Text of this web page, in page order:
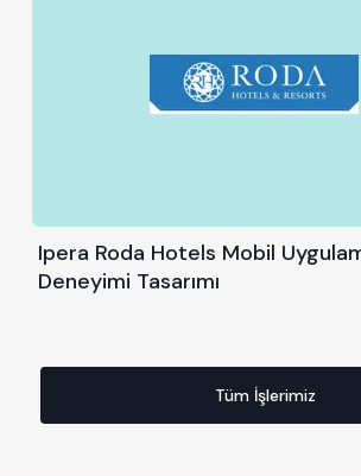
Ipera Roda Hotels Mobil
Deneyimi Tasarımı
Tüm İşlerimiz